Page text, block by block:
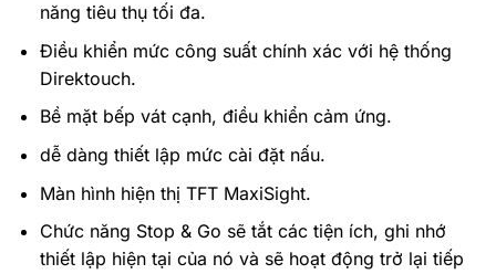
năng tiêu thụ tối đa.
Điều khiển mức công suất chính xác với hệ thống
Direktouch.
Bề mặt bếp vát cạnh, điều khiển cảm ứng.
dễ dàng thiết lập mức cài đặt nấu.
Màn hình hiện thị TFT MaxiSight.
Chức năng Stop & Go sẽ tắt các tiện ích, ghi nhớ
thiết lập hiện tại của nó và sẽ hoạt động trở lại tiếp